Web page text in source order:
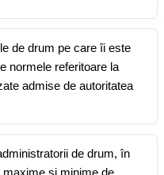
de drum pe care îi este
normele referitoare la
admise de autoritatea
de drum, în
maxime şi minime de